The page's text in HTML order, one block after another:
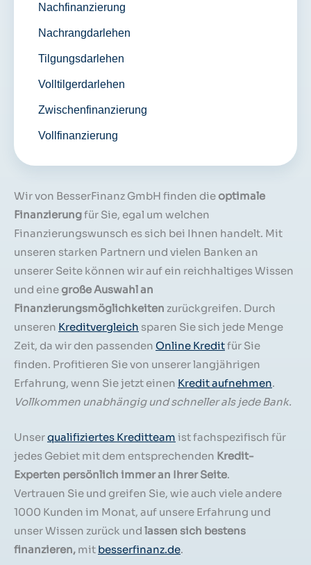
Nachfinanzierung
Nachrangdarlehen
Tilgungsdarlehen
Volltilgerdarlehen
Zwischenfinanzierung
Vollfinanzierung
Wir von BesserFinanz GmbH finden die optimale
Finanzierungfür Sie, egal um welchen
Finanzierungswunsch es sich bei Ihnen handelt. Mit
unseren starken Partnern und vielen Banken an
unserer Seite können wir auf ein reichhaltiges Wissen
und eine große Auswahl an
Finanzierungsmöglichkeiten zurückgreifen. Durch
unseren Kreditvergleich sparen Sie sich jede Menge
Zeit, da wir den passenden Online Kreditfür Sie
finden. Profitieren Sie von unserer langjährigen
Erfahrung, wenn Sie jetzt einen Kredit aufnehmen.
Vollkommen unabhängig und schneller als jede Bank.
Unserqualifiziertes Kreditteam ist fachspezifisch für
jedes Gebiet mit dem entsprechenden Kredit-
Experten persönlich immer an Ihrer Seite.
Vertrauen Sie und greifen Sie, wie auch viele andere
1000 Kunden im Monat, auf unsere Erfahrung und
unser Wissen zurück und lassen sich bestens
finanzieren, mit besserfinanz.de.